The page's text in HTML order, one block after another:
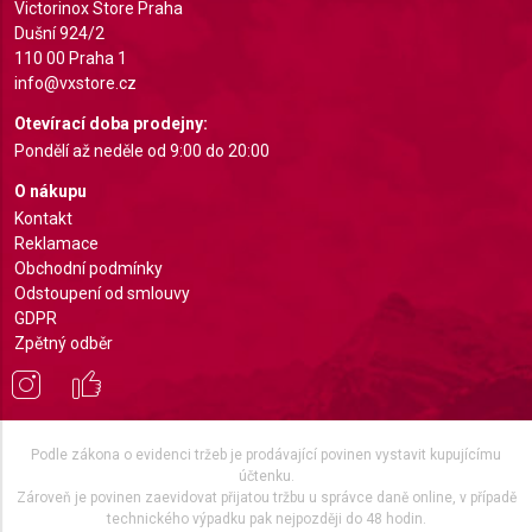
Victorinox Store Praha
Dušní 924/2
110 00 Praha 1
info@vxstore.cz
Otevírací doba prodejny:
Pondělí až neděle od 9:00 do 20:00
O nákupu
Kontakt
Reklamace
Obchodní podmínky
Odstoupení od smlouvy
GDPR
Zpětný odběr
Podle zákona o evidenci tržeb je prodávající povinen vystavit kupujícímu
účtenku.
Zároveň je povinen zaevidovat přijatou tržbu u správce daně online, v případě
technického výpadku pak nejpozději do 48 hodin.
combinations of data from different sources
Develop and improve services
Use limited data to select content
IAB Special Features:
Use precise geolocation data
Identify devices based on information actively
requested
Non-IAB processing purposes:
Necessary
Performance
Advertising